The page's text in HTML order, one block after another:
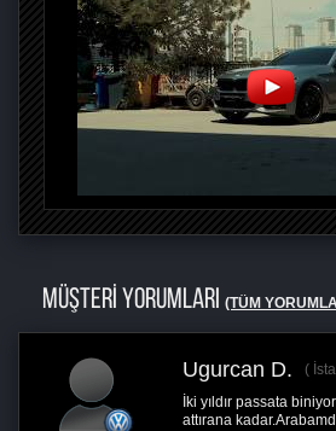
MÜŞTERİ YORUMLARI (TÜM
Ugurcan D.
İki yıldır passata
attırana